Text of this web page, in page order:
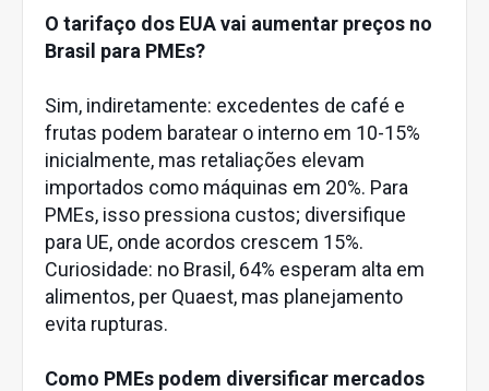
O tarifaço dos EUA vai aumentar preços no
Brasil para PMEs?
Sim, indiretamente: excedentes de café e
frutas podem baratear o interno em 10-15%
inicialmente, mas retaliações elevam
importados como máquinas em 20%. Para
PMEs, isso pressiona custos; diversifique
para UE, onde acordos crescem 15%.
Curiosidade: no Brasil, 64% esperam alta em
alimentos, per Quaest, mas planejamento
evita rupturas.
Como PMEs podem diversificar mercados